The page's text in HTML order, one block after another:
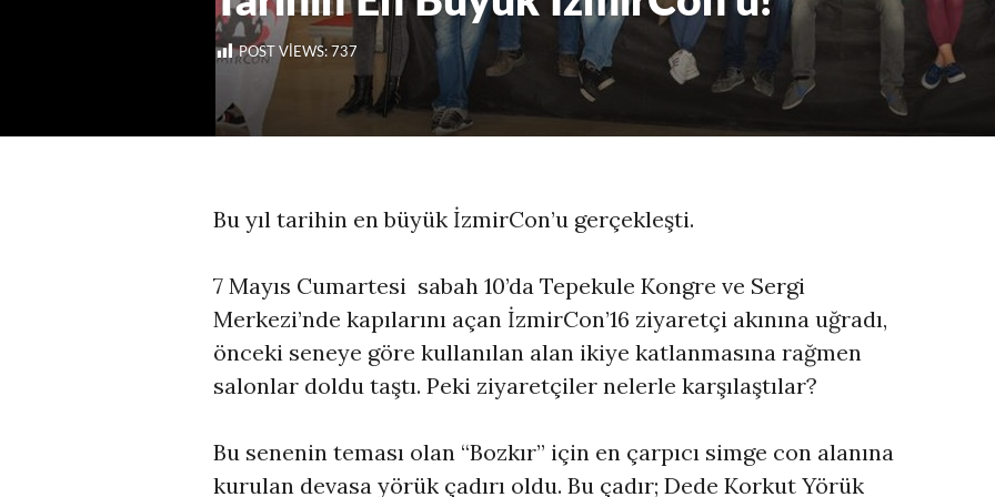
POST VIEWS: 737
Bu yıl tarihin en büyük İzmirCon’u gerçekleşti.
7 Mayıs Cumartesi sabah 10’da Tepekule Kongre ve Sergi
Merkezi’nde kapılarını açan İzmirCon’16 ziyaretçi akınına uğradı,
önceki seneye göre kullanılan alan ikiye katlanmasına rağmen
salonlar doldu taştı. Peki ziyaretçiler nelerle karşılaştılar?
Bu senenin teması olan “Bozkır” için en çarpıcı simge con alanına
kurulan devasa yörük çadırı oldu. Bu çadır; Dede Korkut Yörük